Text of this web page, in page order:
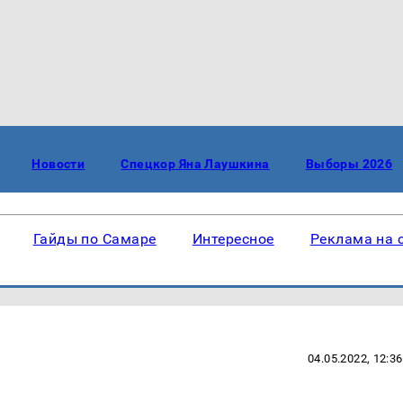
Новости Спецкор Яна Лаушкина Выборы 2026
Гайды по Самаре Интересное Реклама на
04.05.2022, 12:36